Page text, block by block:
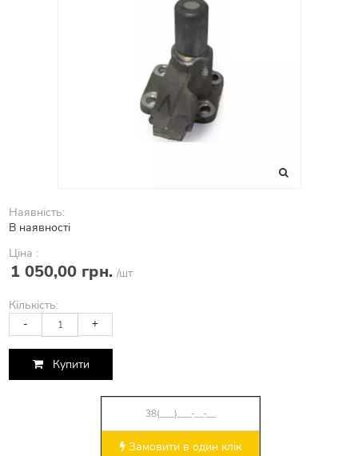
Наявність:
В наявності
Ціна :
1 050,00 грн. /шт
Кількість:
- +
Купити
Замовити в один клік